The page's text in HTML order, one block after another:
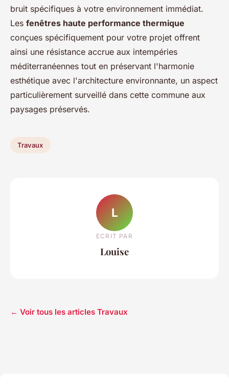
bruit spécifiques à votre environnement immédiat.
Les fenêtres haute performance thermique
conçues spécifiquement pour votre projet offrent
ainsi une résistance accrue aux intempéries
méditerranéennes tout en préservant l'harmonie
esthétique avec l'architecture environnante, un aspect
particulièrement surveillé dans cette commune aux
paysages préservés.
Travaux
L
ECRIT PAR
Louise
← Voir tous les articles Travaux